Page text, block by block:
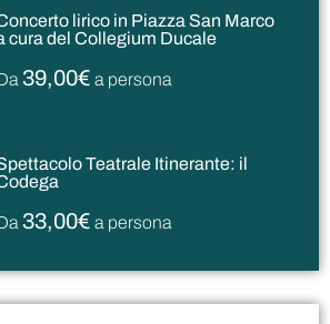
lirico in Piazza San Marco
cura del Collegium Ducale
39,00€ a persona
Teatrale Itinerante: il
33,00€ a persona